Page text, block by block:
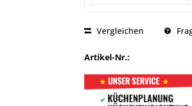
Vergleichen
Artikel-Nr.: